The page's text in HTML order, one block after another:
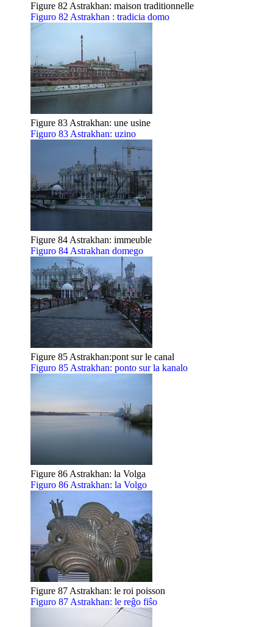
Figure 82 Astrakhan: maison traditionnelle
Figuro 82 Astrakhan : tradicia domo
Figure 83 Astrakhan: une usine
Figuro 83 Astrakhan: uzino
Figure 84 Astrakhan: immeuble
Figuro 84 Astrakhan domego
Figure 85 Astrakhan:pont sur le canal
Figuro 85 Astrakhan: ponto sur la kanalo
Figure 86 Astrakhan: la Volga
Figuro 86 Astrakhan: la Volgo
Figure 87 Astrakhan: le roi poisson
Figuro 87 Astrakhan: le reĝo fiŝo